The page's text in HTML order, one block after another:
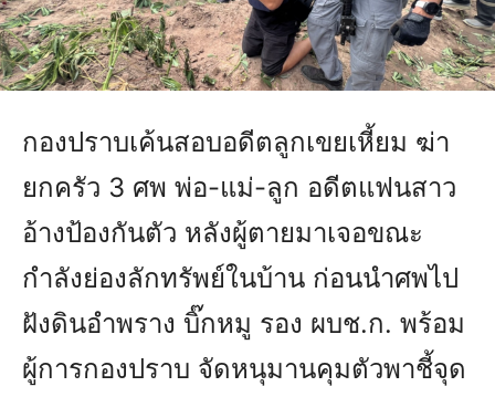
กองปราบเค้นสอบอดีตลูกเขยเหี้ยม ฆ่า
ยกครัว 3 ศพ พ่อ-แม่-ลูก อดีตแฟนสาว
อ้างป้องกันตัว หลังผู้ตายมาเจอขณะ
กำลังย่องลักทรัพย์ในบ้าน ก่อนนำศพไป
ฝังดินอำพราง บิ๊กหมู รอง ผบช.ก. พร้อม
ผู้การกองปราบ จัดหนุมานคุมตัวพาชี้จุด